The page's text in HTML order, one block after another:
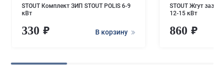
STOUT Комплект ЗИП STOUT POLIS 6-9
кВт
330 В корзину
STOUT Жгут
12-15 кВт
860